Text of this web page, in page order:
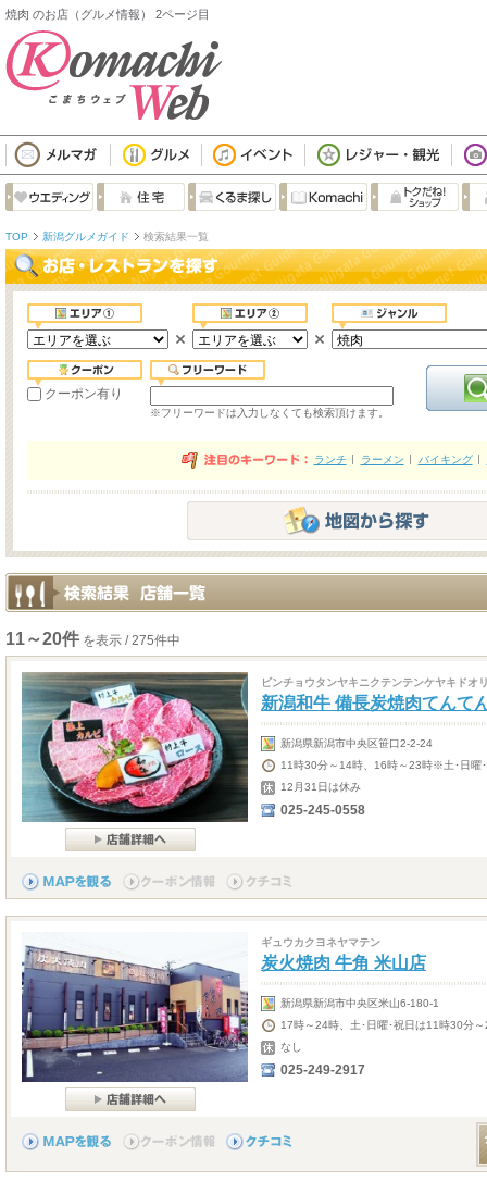
焼肉 のお店（グルメ情報） 2ページ目
TOP 新潟グルメガイド 検索結果一覧
クーポン有り
※フリーワードは入力しなくても検索頂けます。
ランチ ラーメン バイキング
11～20件 を表示 / 275件中
ビンチョウタンヤキニクテンテンケヤキドオ
新潟和牛 備長炭焼肉てんて
新潟県新潟市中央区笹口2-2-24
11時30分～14時、16時～23時※土･日曜
12月31日は休み
025-245-0558
ギュウカクヨネヤマテン
炭火焼肉 牛角 米山店
新潟県新潟市中央区米山6-180-1
17時～24時、土･日曜･祝日は11時30分
なし
025-249-2917